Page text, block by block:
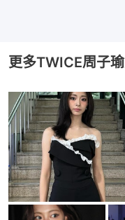
更多TWICE周子瑜